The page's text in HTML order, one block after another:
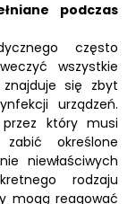
podczas
często
wszystkie
znajduje się zbyt
urządzeń.
który musi
określone
niewłaściwych
rodzaju
mogą reagować